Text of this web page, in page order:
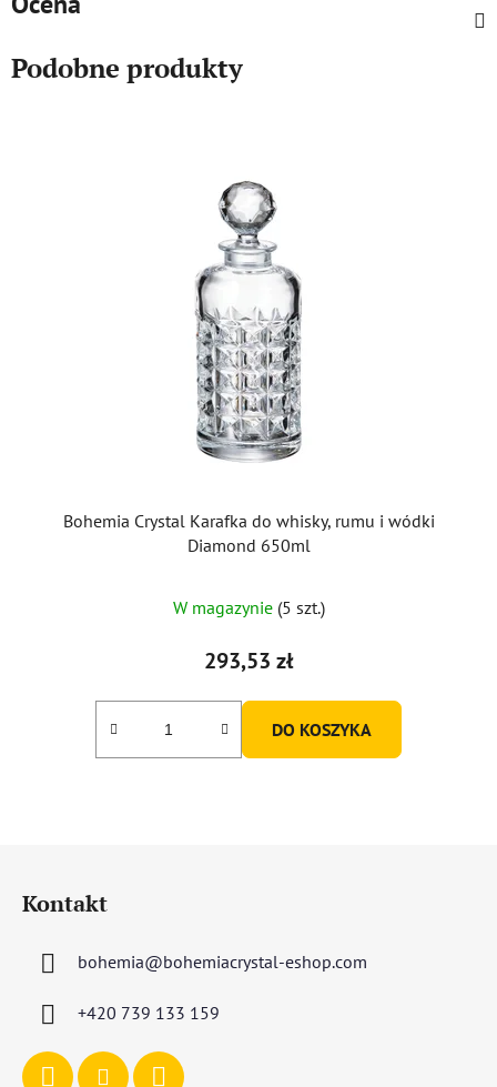
Podobne produkty
Bohemia Crystal Karafka do whisky, rumu i wódki
Diamond 650ml
W magazynie (5 szt.)
293,53 zł
DO KOSZYKA
Kontakt
bohemia@bohemiacrystal-eshop.com
+420 739 133 159